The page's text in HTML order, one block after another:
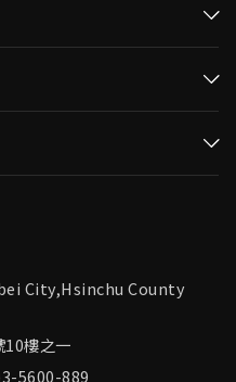
City,Hsinchu County
10樓之一
5600-889